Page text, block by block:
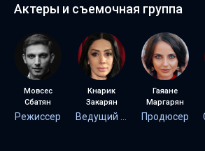
Актеры и съемочная группа
Мовсес
Сбатян
Режиссер
Кнарик
Закарян
Гаяане
Маргарян
Продюсер